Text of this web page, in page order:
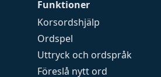
Funktioner
Korsordshjälp
Ordspel
Uttryck och ordspråk
Föreslå nytt ord